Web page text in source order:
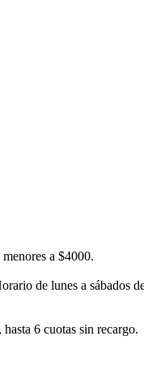
a $4000.
de lunes a sábados
6 cuotas sin recargo.